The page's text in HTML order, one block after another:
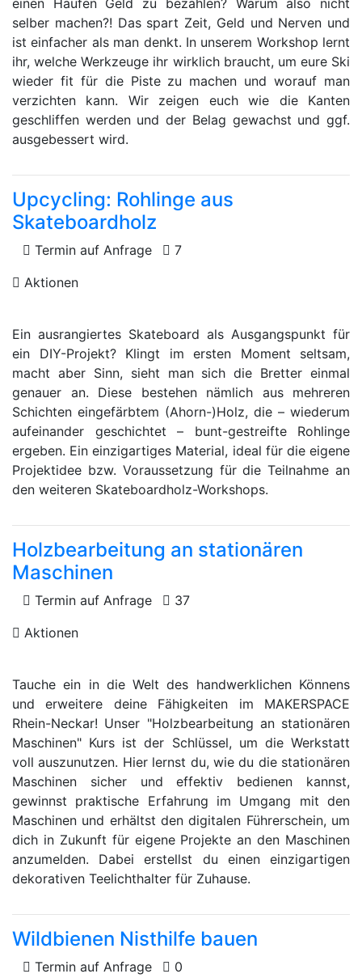
selber machen?! Das spart Zeit, Geld und Nerven und
ist einfacher als man denkt. In unserem Workshop lernt
ihr, welche Werkzeuge ihr wirklich braucht, um eure Ski
wieder fit für die Piste zu machen und worauf man
verzichten kann. Wir zeigen euch wie die Kanten
geschliffen werden und der Belag gewachst und ggf.
ausgebessert wird.
Upcycling: Rohlinge aus
Skateboardholz
Termin auf Anfrage
7
Aktionen
Ein ausrangiertes Skateboard als Ausgangspunkt für
ein DIY-Projekt? Klingt im ersten Moment seltsam,
macht aber Sinn, sieht man sich die Bretter einmal
genauer an. Diese bestehen nämlich aus mehreren
Schichten eingefärbtem (Ahorn-)Holz, die – wiederum
aufeinander geschichtet – bunt-gestreifte Rohlinge
ergeben. Ein einzigartiges Material, ideal für die eigene
Projektidee bzw. Voraussetzung für die Teilnahme an
den weiteren Skateboardholz-Workshops.
Holzbearbeitung an stationären
Maschinen
Termin auf Anfrage
37
Aktionen
Tauche ein in die Welt des handwerklichen Könnens
und erweitere deine Fähigkeiten im MAKERSPACE
Rhein-Neckar! Unser "Holzbearbeitung an stationären
Maschinen" Kurs ist der Schlüssel, um die Werkstatt
voll auszunutzen. Hier lernst du, wie du die stationären
Maschinen sicher und effektiv bedienen kannst,
gewinnst praktische Erfahrung im Umgang mit den
Maschinen und erhältst den digitalen Führerschein, um
dich in Zukunft für eigene Projekte an den Maschinen
anzumelden. Dabei erstellst du einen einzigartigen
dekorativen Teelichthalter für Zuhause.
Wildbienen Nisthilfe bauen
Termin auf Anfrage
0